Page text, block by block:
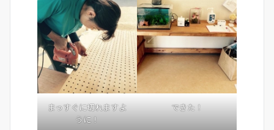
まっすぐに切れますよ
うに！
できた！